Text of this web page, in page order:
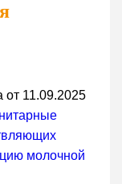
от 11.09.2025
молочной